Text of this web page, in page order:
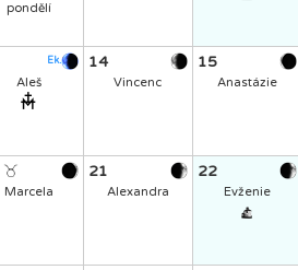
pondělí
Ek.
Aleš
14
Vincenc
15
Anastázie
Marcela
21
Alexandra
22
Evženie